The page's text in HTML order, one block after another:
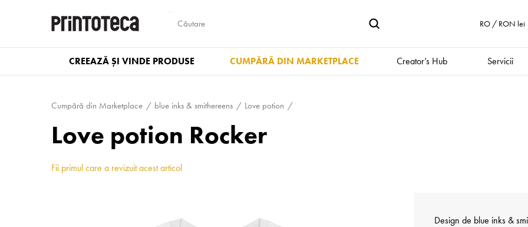
RO / RON lei
CREEAZĂ ȘI VINDE PRODUSE CUMPĂRĂ DIN MARKETPLACE Creator’s Hub Servicii
Cumpără din Marketplace blue inks & smithereens Love potion
Love potion Rocker
Fii primul care a revizuit acest articol
Design de blue inks &